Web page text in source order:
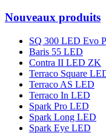
Nouveaux produits
SQ 300 LED Evo
Baris 55 LED
Contra II LED ZK
Terraco Square
Terraco AS LED
Terraco In LED
Spark Pro LED
Spark Long LED
Spark Eye LED